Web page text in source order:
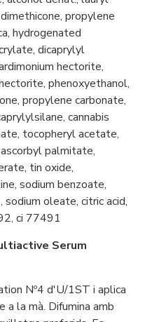
propylene
hydrogenated
dicaprylyl
hectorite,
phenoxyethanol,
propylene carbonate,
cannabis
tocopheryl acetate,
palmitate,
tin oxide,
sodium benzoate,
oleate, citric acid,
ci 77491
Serum
Nº4 d'U/1ST i aplica
la mà. Difumina amb